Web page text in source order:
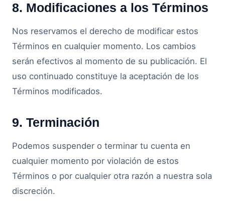
8. Modificaciones a los Términos
Nos reservamos el derecho de modificar estos
Términos en cualquier momento. Los cambios
serán efectivos al momento de su publicación. El
uso continuado constituye la aceptación de los
Términos modificados.
9. Terminación
Podemos suspender o terminar tu cuenta en
cualquier momento por violación de estos
Términos o por cualquier otra razón a nuestra sola
discreción.